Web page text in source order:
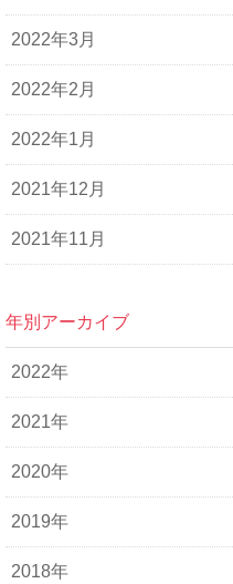
2022年3月
2022年2月
2022年1月
2021年12月
2021年11月
年別アーカイブ
2022年
2021年
2020年
2019年
2018年